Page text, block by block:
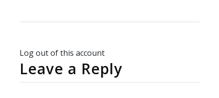
Log out of this account
Leave a Reply